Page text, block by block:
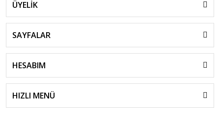
ÜYELİK
SAYFALAR
HESABIM
HIZLI MENÜ